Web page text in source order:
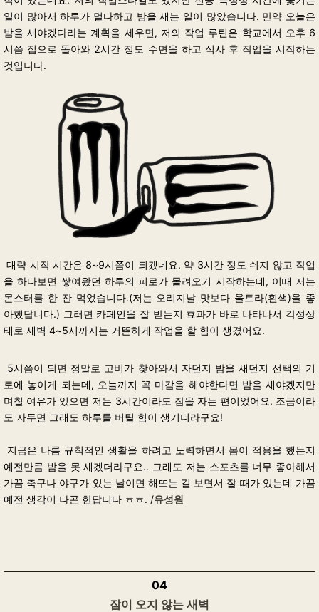
일이 많아서 하루가 멀다하고 밤을 새는 일이 많았습니다. 만약 오늘은
밤을 새야겠다라는 계획을 세우면, 저의 작업 루틴은 학교에서 오후 6
시쯤 집으로 돌아와 2시간 정도 수면을 하고 식사 후 작업을 시작하는
것입니다.
대략 시작 시간은 8~9시쯤이 되겠네요. 약 3시간 정도 쉬지 않고 작업
을 하다보면 쌓여왔던 하루의 피로가 몰려오기 시작하는데, 이때 저는
몬스터를 한 잔 먹었습니다.(저는 오리지날 맛보다 울트라(흰색)을 좋
아했답니다.) 그러면 카페인을 잘 받는지 효과가 바로 나타나서 각성상
태로 새벽 4~5시까지는 거뜬하게 작업을 할 힘이 생겼어요.
5시쯤이 되면 정말로 고비가 찾아와서 자던지 밤을 새던지 선택의 기
로에 놓이게 되는데, 오늘까지 꼭 마감을 해야한다면 밤을 새야겠지만
며칠 여유가 있으면 저는 3시간이라도 잠을 자는 편이었어요. 조금이라
도 자두면 그래도 하루를 버틸 힘이 생기더라구요!
지금은 나름 규칙적인 생활을 하려고 노력하면서 몸이 적응을 했는지
예전만큼 밤을 못 새겠더라구요.. 그래도 저는 스포츠를 너무 좋아해서
가끔 축구나 야구가 있는 날이면 해뜨는 걸 보면서 잘 때가 있는데 가끔
예전 생각이 나곤 한답니다 ㅎㅎ. /유성원
04
잠이 오지 않는 새벽